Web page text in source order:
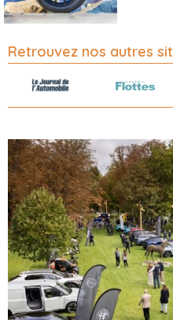
Retrouvez nos autres